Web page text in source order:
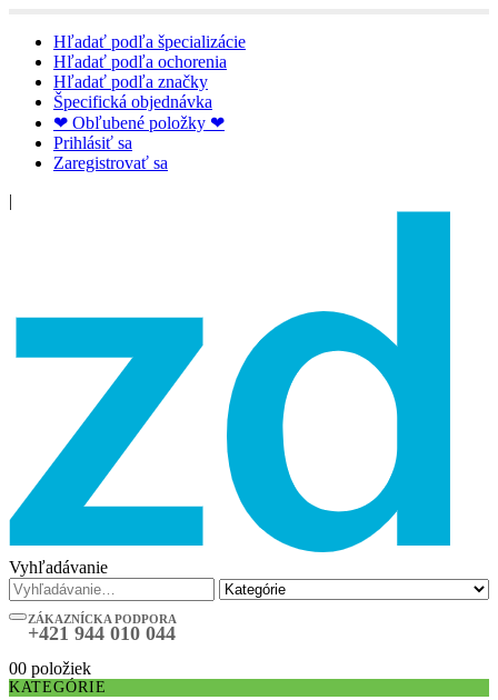
Hľadať podľa špecializácie
Hľadať podľa ochorenia
Hľadať podľa značky
Špecifická objednávka
❤ Obľubené položky ❤
Prihlásiť sa
Zaregistrovať sa
|
Vyhľadávanie
ZÁKAZNÍCKA PODPORA
+421 944 010 044
00 položiek
KATEGÓRIE